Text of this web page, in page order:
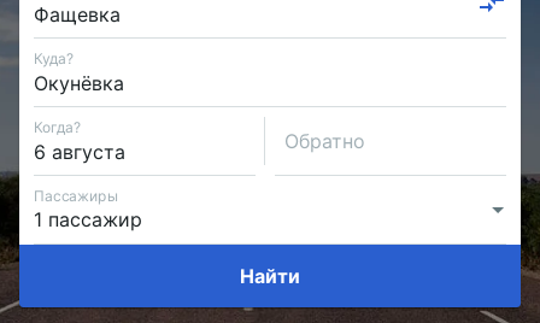
Куда?
Когда?
Обратно
Пассажиры
Найти